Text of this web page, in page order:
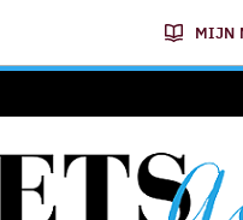
MIJN